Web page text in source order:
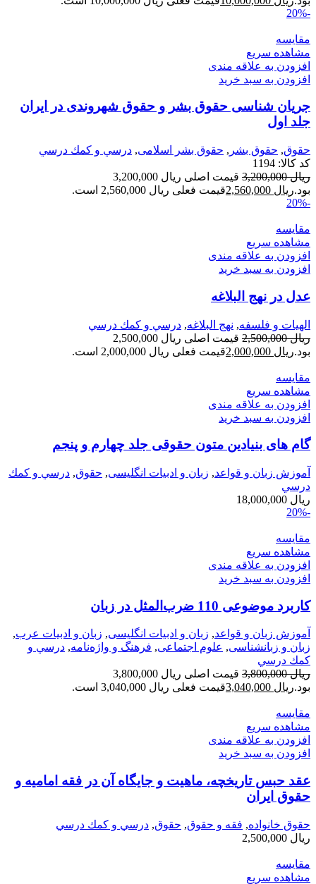
-20%
مقایسه
مشاهده سریع
افزودن به علاقه مندی
افزودن به سبد خرید
جریان شناسی حقوق بشر و حقوق شهروندی در ایران
جلد اول
حقوق, حقوق بشر , حقوق بشر اسلامی, درسي و كمك درسي
کد کالا: 1194
ریال3,200,000
قیمت اصلی ریال 3,200,000
بود.ریال
قیمت فعلی ریال 2,560,000 است.
-20%
مقایسه
مشاهده سریع
افزودن به علاقه مندی
افزودن به سبد خرید
عدل در نهج البلاغه
الهیات و فلسفه, نهج البلاغه, درسي و كمك درسي
ریال2,500,000
قیمت اصلی ریال 2,500,000
بود.ریال قیمت فعلی ریال 2,000,000 است.
مقایسه
مشاهده سریع
افزودن به علاقه مندی
افزودن به سبد خرید
گام های بنیادین متون حقوقی جلد چهارم و پنجم
آموزش زبان و قواعد, زبان و ادبیات انگلیسی, حقوق, درسي و كمك
درسي
ریال
-20%
مقایسه
مشاهده سریع
افزودن به علاقه مندی
افزودن به سبد خرید
کاربرد موضوعی 110 ضرب‌المثل در زبان
آموزش زبان و قواعد, زبان و ادبیات انگلیسی, زبان و ادبیات عرب,
زبان و زبانشناسی, علوم اجتماعی, فرهنگ و واژه‌نامه, درسي و
كمك درسي
ریال3,800,000
قیمت اصلی ریال 3,800,000
بود.ریال قیمت فعلی ریال 3,040,000 است.
مقایسه
مشاهده سریع
افزودن به علاقه مندی
افزودن به سبد خرید
عقد حبس تاریخچه، ماهیت و جایگاه آن در فقه امامیه و
حقوق ایران
حقوق خانواده, فقه و حقوق, حقوق, درسي و كمك درسي
ریال
مقایسه
مشاهده سریع